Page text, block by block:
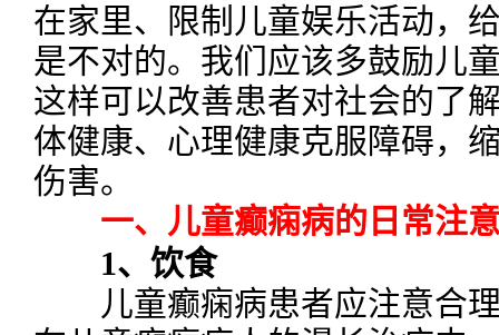
在家里、限制儿童娱乐活动，
是不对的。我们应该多鼓励儿
这样可以改善患者对社会的了
体健康、心理健康克服障碍，
伤害。
一、儿童癫痫病的日常注
1、饮食
儿童癫痫病患者应注意合理